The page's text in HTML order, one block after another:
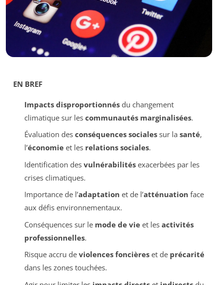
EN BREF
Impacts disproportionnésdu changement
climatique sur les communautés marginalisées.
Évaluation des conséquences socialessur la santé,
l’économieet les relations sociales.
Identification des vulnérabilitésexacerbées par les
crises climatiques.
Importance de l’adaptation et de l’atténuation face
aux défis environnementaux.
Conséquences sur le mode de vieet les activités
professionnelles.
Risque accru de violences foncièreset de précarité
dans les zones touchées.